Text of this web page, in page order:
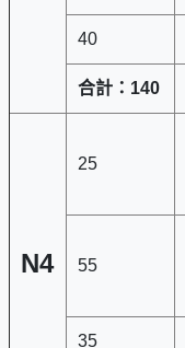
40
合計： 140
N4
25
55
35